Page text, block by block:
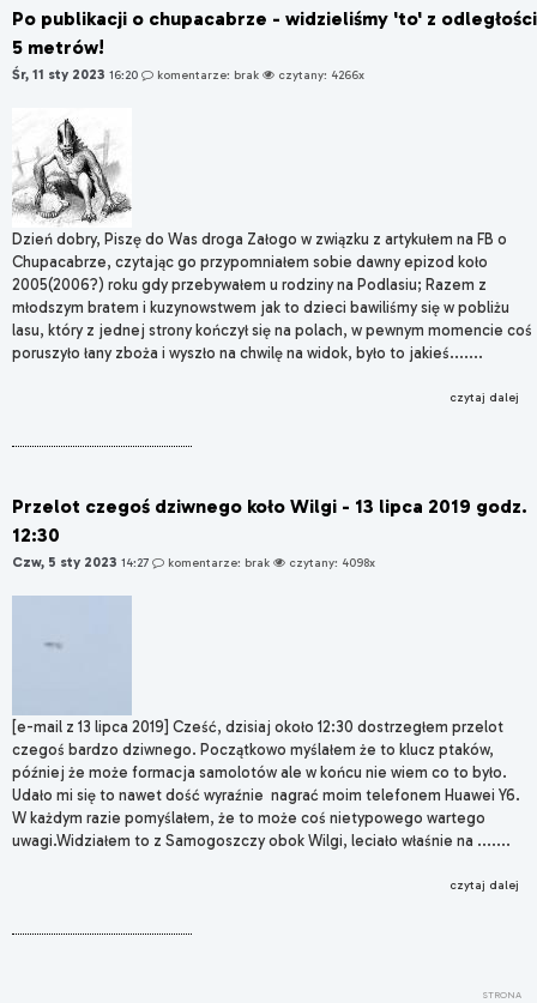
Po publikacji o chupacabrze - widzieliśmy 'to' z odległości
5 metrów!
Śr, 11 sty 2023 16:20 komentarze: brak czytany: 4266x
Dzień dobry, Piszę do Was droga Załogo w związku z artykułem na FB o
Chupacabrze, czytając go przypomniałem sobie dawny epizod koło
2005(2006?) roku gdy przebywałem u rodziny na Podlasiu; Razem z
młodszym bratem i kuzynowstwem jak to dzieci bawiliśmy się w pobliżu
lasu, który z jednej strony kończył się na polach, w pewnym momencie coś
poruszyło łany zboża i wyszło na chwilę na widok, było to jakieś.......
czytaj dalej
Przelot czegoś dziwnego koło Wilgi - 13 lipca 2019 godz.
12:30
Czw, 5 sty 2023 14:27 komentarze: brak czytany: 4098x
[e-mail z 13 lipca 2019] Cześć, dzisiaj około 12:30 dostrzegłem przelot
czegoś bardzo dziwnego. Początkowo myślałem że to klucz ptaków,
później że może formacja samolotów ale w końcu nie wiem co to było.
Udało mi się to nawet dość wyraźnie nagrać moim telefonem Huawei Y6.
W każdym razie pomyślałem, że to może coś nietypowego wartego
uwagi.Widziałem to z Samogoszczy obok Wilgi, leciało właśnie na .......
czytaj dalej
STRONA